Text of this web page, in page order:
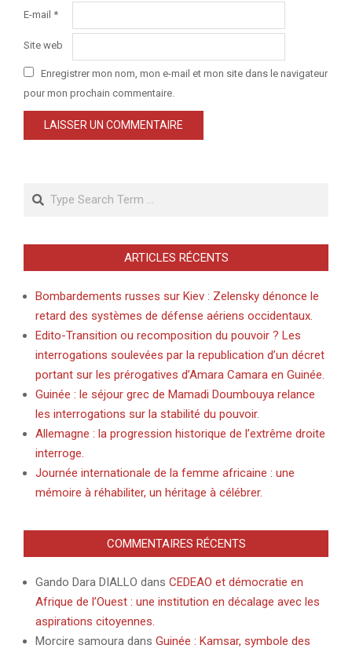
E-mail *
Site web
Enregistrer mon nom, mon e-mail et mon site dans le navigateur
pour mon prochain commentaire.
ARTICLES RÉCENTS
Bombardements russes sur Kiev : Zelensky dénonce le
retard des systèmes de défense aériens occidentaux.
Edito-Transition ou recomposition du pouvoir ? Les
interrogations soulevées par la republication d’un décret
portant sur les prérogatives d’Amara Camara en Guinée.
Guinée : le séjour grec de Mamadi Doumbouya relance
les interrogations sur la stabilité du pouvoir.
Allemagne : la progression historique de l’extrême droite
interroge.
Journée internationale de la femme africaine : une
mémoire à réhabiliter, un héritage à célébrer.
COMMENTAIRES RÉCENTS
Gando Dara DIALLO dans CEDEAO et démocratie en
Afrique de l’Ouest : une institution en décalage avec les
aspirations citoyennes.
Morcire samoura dans Guinée : Kamsar, symbole des